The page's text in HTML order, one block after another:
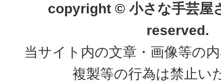
copyright © 小さな手芸屋
reserved.
当サイト内の文章・画像等の
複製等の行為は禁止い